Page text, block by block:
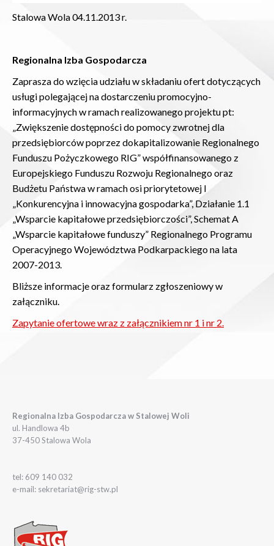
Stalowa Wola 04.11.2013 r.
Regionalna Izba Gospodarcza
Zaprasza do wzięcia udziału w składaniu ofert dotyczących
usługi polegającej na dostarczeniu promocyjno-
informacyjnych w ramach realizowanego projektu pt:
„Zwiększenie dostępności do pomocy zwrotnej dla
przedsiębiorców poprzez dokapitalizowanie Regionalnego
Funduszu Pożyczkowego RIG” współfinansowanego z
Europejskiego Funduszu Rozwoju Regionalnego oraz
Budżetu Państwa w ramach osi priorytetowej I
„Konkurencyjna i innowacyjna gospodarka”, Działanie 1.1
„Wsparcie kapitałowe przedsiębiorczości”, Schemat A
„Wsparcie kapitałowe funduszy” Regionalnego Programu
Operacyjnego Województwa Podkarpackiego na lata
2007-2013.
Bliższe informacje oraz formularz zgłoszeniowy w
załączniku.
Zapytanie ofertowe wraz z załącznikiem nr 1 i nr 2.
Regionalna Izba Gospodarcza w Stalowej Woli
ul. Handlowa 4b
37-450 Stalowa Wola
tel: 609 140 032
e-mail: sekretariat@rig-stw.pl